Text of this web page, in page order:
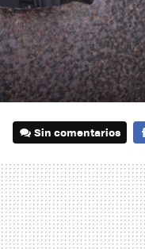
Sin comentarios